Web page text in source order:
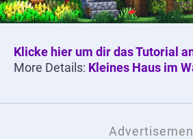
Klicke hier um dir das Tutorial
More Details: Kleines Haus im